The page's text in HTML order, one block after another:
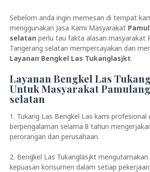
Sebelom anda ingin memesan di tempat
menggunakan Jasa Kami Masyarakat
selatan perlu tau fakta alasan masyarakat
Tangerang selatan mempercayakan dan
Layanan Bengkel Las Tukanglasjkt.
Layanan Bengkel Las
Untuk Masyarakat
selatan
1. Tukang Las Bengkel Las kami profesional
berpengalaman selama 8 tahun
perorangan dan perusahaan.
2. Bengkel Las Tukanglasjkt
kepuasan konsumen dalam setiap